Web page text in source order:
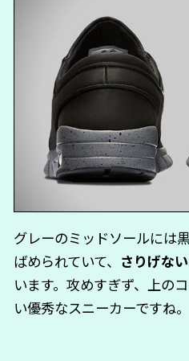
グレーのミッドソールには
ばめられていて、 さりげな
います。攻めすぎず、上の
い優秀なスニーカーですね。